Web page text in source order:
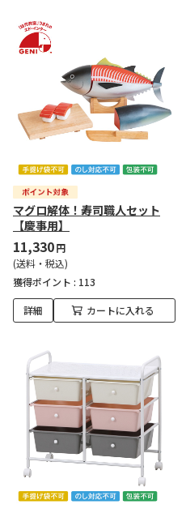
マグロ解体！寿司職人セット
【慶事用】
11,330円
(送料・税込)
獲得ポイント : 113
詳細 カートに入れる